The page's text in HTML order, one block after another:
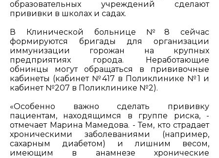
образовательных учреждений сделают
прививки в школах и садах.
В Клинической больнице №8 сейчас
формируются бригады для организации
иммунизации горожан на крупных
предприятиях города. Неработающие
обнинцы могут обращаться в прививочные
кабинеты (кабинет №417 в Поликлинике №1 и
кабинет №207 в Поликлинике №2).
«Особенно важно сделать прививку
пациентам, находящимся в группе риска, -
отмечает Марина Мамедова. - Тем, кто страдает
хроническими заболеваниями (например,
сахарным диабетом) и лишним весом,
имеющим в анамнезе хронические